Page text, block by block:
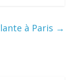
à Paris →